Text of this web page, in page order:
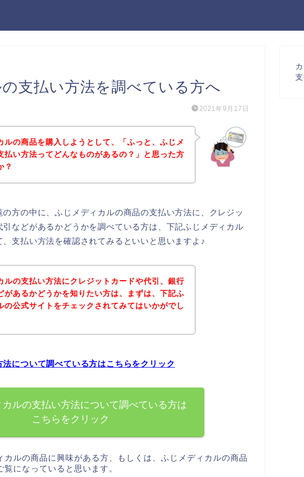
支払い方法を調べている方へ
2021年9月17日
ルの商品を購入しようとして、「ふっと、ふじメ
払い方法ってどんなものがあるの？」と思った方
？
方の中に、ふじメディカルの商品の支払い方法に、クレジッ
引などがあるかどうかを調べている方は、下記ふじメディカル
支払い方法を確認されてみるといいと思いますよ♪
ルの支払い方法にクレジットカードや代引、銀行
があるかどうかを知りたい方は、まずは、下記ふ
の公式サイトをチェックされてみてはいかがでし
について調べている方はこちらをクリック
ルの支払い方法について調べている方は
こちらをクリック
カルの商品に興味がある方、もしくは、ふじメディカルの商品
になっていると思います。